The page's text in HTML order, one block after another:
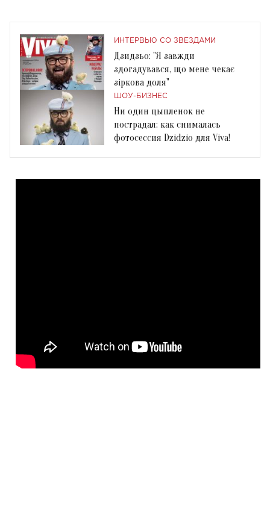
ИНТЕРВЬЮ СО ЗВЕЗДАМИ
Дзидзьо: "Я завжди
здогадувався, що мене чекає
зіркова доля"
ШОУ-БИЗНЕС
Ни один цыпленок не
пострадал: как снималась
фотосессия Dzidzio для Viva!